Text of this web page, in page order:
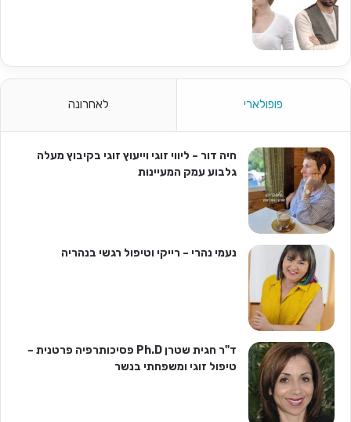
פופולארי לאחרונה
חיה דור – ליווי זוגי וייעוץ זוגי בקיבוץ מעלה
גלבוע עמק המעיינות
נעמי נהרי – רייקי וטיפול רגשי בנהריה
ד"ר חגית שטרן Ph.D פסיכותרפיה פרטנית –
טיפול זוגי ומשפחתי בנשר